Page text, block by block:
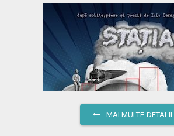
MAI MULTE DETALII